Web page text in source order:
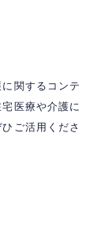
関するコンテ
医療や介護に
ご活用くださ